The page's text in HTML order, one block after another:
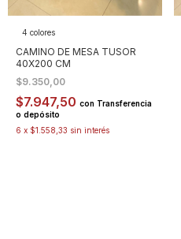
4 colores
CAMINO DE MESA TUSOR
40X200 CM
$9.350,00
$7.947,50 con Transferencia
o depósito
6 x $1.558,33 sin interés